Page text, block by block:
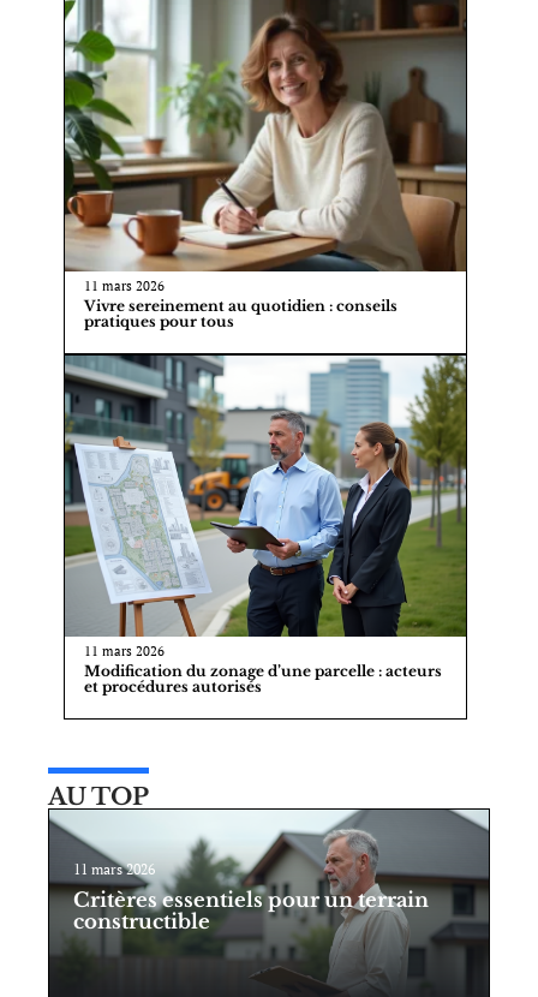
11 mars 2026
Vivre sereinement au quotidien : conseils
pratiques pour tous
11 mars 2026
Modification du zonage d’une parcelle : acteurs
et procédures autorisés
AU TOP
11 mars 2026
Critères essentiels pour un terrain
constructible